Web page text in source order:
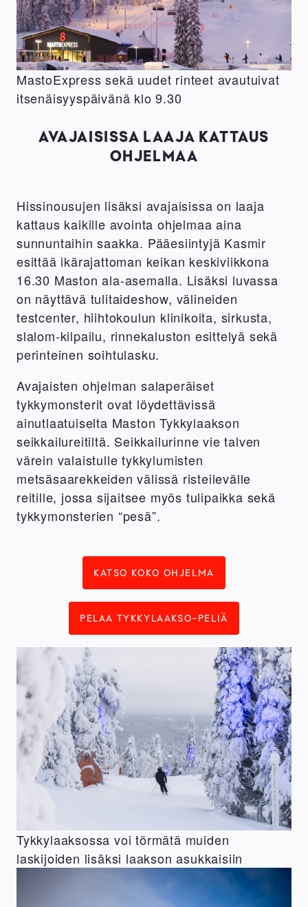
MastoExpress sekä uudet rinteet avautuivat
itsenäisyyspäivänä klo 9.30
AVAJAISISSA LAAJA KATTAUS
OHJELMAA
Hissinousujen lisäksi avajaisissa on laaja
kattaus kaikille avointa ohjelmaa aina
sunnuntaihin saakka. Pääesiintyjä Kasmir
esittää ikärajattoman keikan keskiviikkona
16.30 Maston ala-asemalla. Lisäksi luvassa
on näyttävä tulitaideshow, välineiden
testcenter, hiihtokoulun klinikoita, sirkusta,
slalom-kilpailu, rinnekaluston esittelyä sekä
perinteinen soihtulasku.
Avajaisten ohjelman salaperäiset
tykkymonsterit ovat löydettävissä
ainutlaatuiselta Maston Tykkylaakson
seikkailureitiltä. Seikkailurinne vie talven
värein valaistulle tykkylumisten
metsäsaarekkeiden välissä risteilevälle
reitille, jossa sijaitsee myös tulipaikka sekä
tykkymonsterien “pesä”.
KATSO KOKO OHJELMA
PELAA TYKKYLAAKSO-PELIÄ
Tykkylaaksossa voi törmätä muiden
laskijoiden lisäksi laakson asukkaisiin